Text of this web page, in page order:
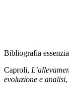
Bibliografia
Caproli,
evoluzione e analisi